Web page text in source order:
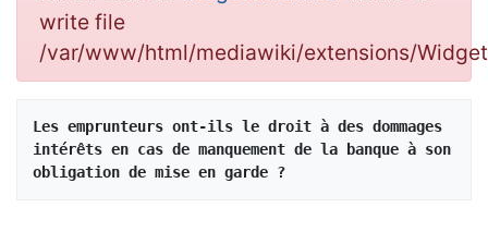
write file
/var/www/html/mediawiki/extensions/
Les emprunteurs ont-ils le droit à des dommages
intérêts en cas de manquement de la banque à son
obligation de mise en garde ?